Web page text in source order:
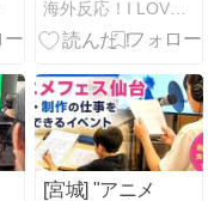
ってしまった
のか！？ 海外
海外反応！I LOVE JAPAN
[宮城] "アニメ